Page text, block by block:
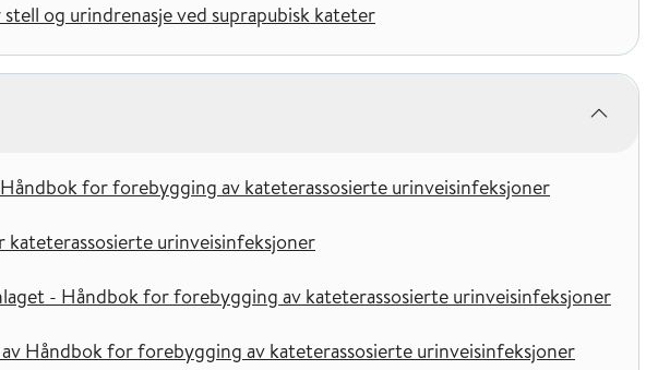
og urindrenasje ved suprapubisk kateter
for forebygging av kateterassosierte urinveisinfeksjoner
urinveisinfeksjoner
- Håndbok for forebygging av kateterassosierte urinveisinfeksjoner
Håndbok for forebygging av kateterassosierte urinveisinfeksjoner